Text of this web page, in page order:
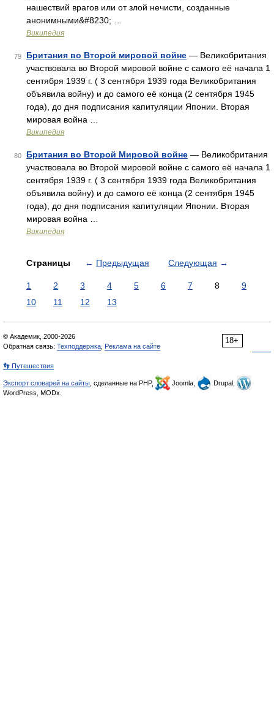
нашествий врагов или от злой нечисти, созданные
анонимными&#8230; …
Википедия
79 Британия во Второй мировой войне — Великобритания
участвовала во Второй мировой войне с самого её начала 1
сентября 1939 г. ( 3 сентября 1939 года Великобритания
объявила войну) и до самого её конца (2 сентября 1945
года), до дня подписания капитуляции Японии. Вторая
мировая война …
Википедия
80 Британия во Второй Мировой войне — Великобритания
участвовала во Второй мировой войне с самого её начала 1
сентября 1939 г. ( 3 сентября 1939 года Великобритания
объявила войну) и до самого её конца (2 сентября 1945
года), до дня подписания капитуляции Японии. Вторая
мировая война …
Википедия
Страницы ← Предыдущая Следующая →
1 2 3 4 5 6 7 8
9
10
11 12 13
18+
© Академик, 2000-2026
Обратная связь: Техподдержка Реклама на сайте
👣 Путешествия
Экспорт словарей на сайты , сделанные на PHP, Joomla,
Drupal,
WordPress, MODx.